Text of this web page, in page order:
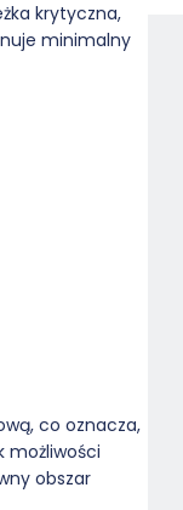
krytyczna,
minimalny
co oznacza,
możliwości
obszar